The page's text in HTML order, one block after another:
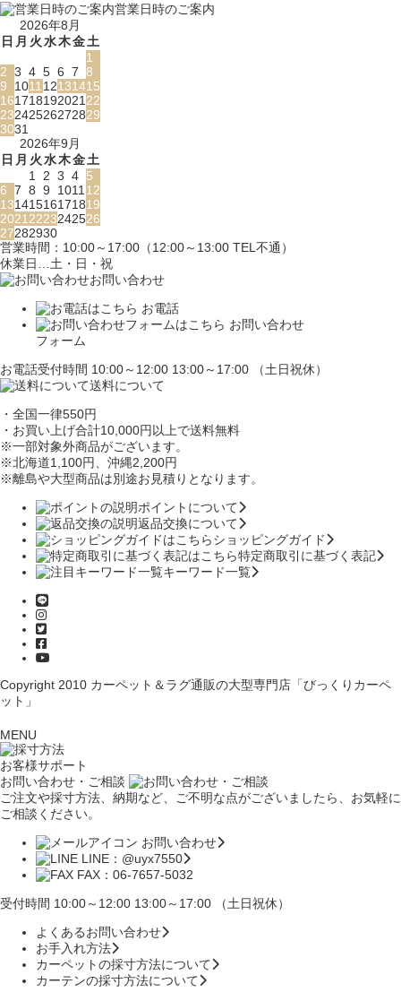
営業日時のご案内
2026年8月
日 月 火水木金土
1
2 3 4 5 6 7 8
9
1011 12131415
161718192021 22
23242526272829
3031
2026年9月
日 月 火水木金土
1
2 3 4 5
6 7 8 9 1011 12
13141516171819
2021 2223242526
27282930
営業時間：10:00～17:00（12:00～13:00 TEL不通）
休業日…土・日・祝
お問い合わせ
お電話
お問い合わせ
フォーム
お電話受付時間 10:00～12:00 13:00～17:00 （土日祝休）
送料について
・全国一律550円
・お買い上げ合計10,000円 以上で送料無料
※一部対象外商品がございます。
※北海道1,100円
、沖縄2,200円
※離島や大型商品は別途お見積りとなります。
ポイントについて
返品交換について
ショッピングガイド
特定商取引に基づく表記
キーワード一覧
Copyright 2010 カーペット＆ラグ通販の大型専門店「びっくりカーペ
ット」
MENU
お客様サポート
お問い合わせ・ご相談
ご注文や採寸方法、納期など、ご不明な点がございましたら、お気軽に
ご相談ください。
お問い合わせ
LINE：@uyx7550
FAX：06-7657-5032
受付時間 10:00～12:00 13:00～17:00 （土日祝休）
よくあるお問い合わせ
お手入れ方法
カーペットの採寸方法について
カーテンの採寸方法について